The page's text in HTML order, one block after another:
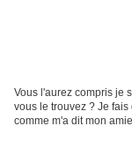
Vous l'aurez compris je
vous le trouvez ? Je
comme m'a dit mon